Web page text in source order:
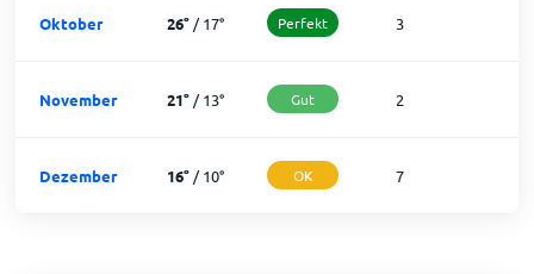
Oktober 26°/17° Perfekt 3
November 21°/13° Gut 2
Dezember 16°/10° OK 7